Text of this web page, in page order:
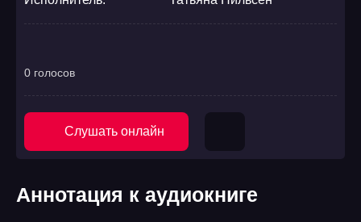
0 голосов
Слушать онлайн
Аннотация к аудиокниге